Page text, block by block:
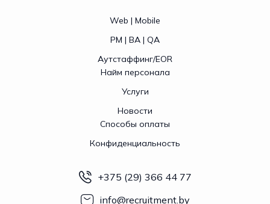
Web | Mobile
PM | BA | QA
Аутстаффинг/EOR
Найм персонала
Услуги
Новости
Способы оплаты
Конфиденциальность
+375 (29) 366 44 77
info@recruitment.by